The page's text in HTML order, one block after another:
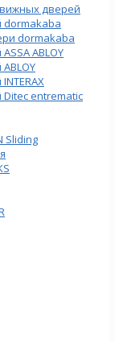
дверей
dormakaba
ABLOY
entrematic
Sliding